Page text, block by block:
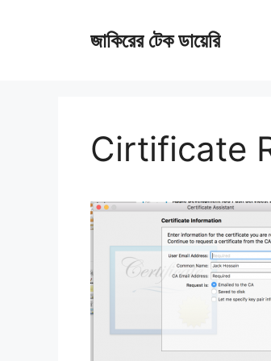
জাকিরের টেক ডায়েরি
Cirtificate